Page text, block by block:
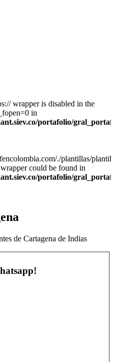
wrapper is disabled in the
in
portafolio/
./plantillas/
could be found in
portafolio/
de Cartagena de Indias